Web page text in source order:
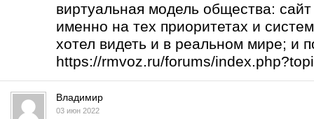
виртуальная модель общества:
именно на тех приоритетах и
хотел видеть и в реальном мире; и
https://rmvoz.ru/forums/
Владимир
03 июн 2022